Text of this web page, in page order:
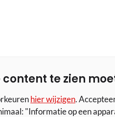
content te zien
hier wijzigen.
"Informatie op een